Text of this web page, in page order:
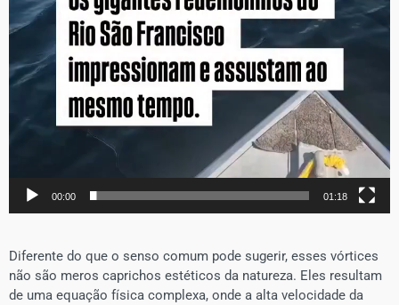
00:00 01:18
Diferente do que o senso comum pode sugerir, esses vórtices
não são meros caprichos estéticos da natureza. Eles resultam
de uma equação física complexa, onde a alta velocidade da